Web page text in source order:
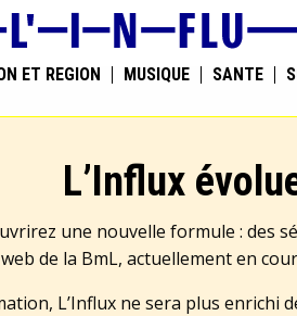
ET RÉGION MUSIQUE SANTÉ
L’Influx
une nouvelle formule : des
de la BmL, actuellement en
L’Influx ne sera plus enrichi